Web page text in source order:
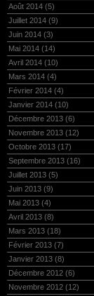
Août 2014 (5)
Juillet 2014 (9)
Juin 2014 (3)
Mai 2014 (14)
Avril 2014 (10)
Mars 2014 (4)
Février 2014 (4)
Janvier 2014 (10)
Décembre 2013 (6)
Novembre 2013 (12)
Octobre 2013 (17)
Septembre 2013 (16)
Juillet 2013 (5)
Juin 2013 (9)
Mai 2013 (4)
Avril 2013 (8)
Mars 2013 (18)
Février 2013 (7)
Janvier 2013 (8)
Décembre 2012 (6)
Novembre 2012 (12)